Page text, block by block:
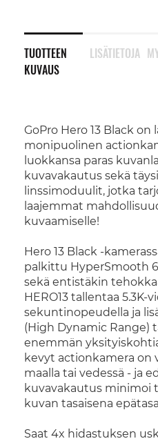
TUOTTEEN
KUVAUS
GoPro Hero 13 Black on
monipuolinen
luokkansa paras
kuvavakautus sekä
linssimoduulit, jotka
laajemmat
kuvaamiselle!
Hero 13 Black -
palkittu HyperSmooth
sekä entistäkin
HERO13 tallentaa 5.3K-
sekuntinopeudella ja
(High Dynamic Range)
enemmän
kevyt actionkamera on
maalla tai vedessä - ja
kuvavakautus minimoi
kuvan tasaisena
Saat 4x hidastuksen
LISÄTIETOJA